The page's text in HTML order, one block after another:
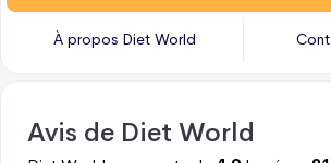
À propos Diet World
Avis de Diet World